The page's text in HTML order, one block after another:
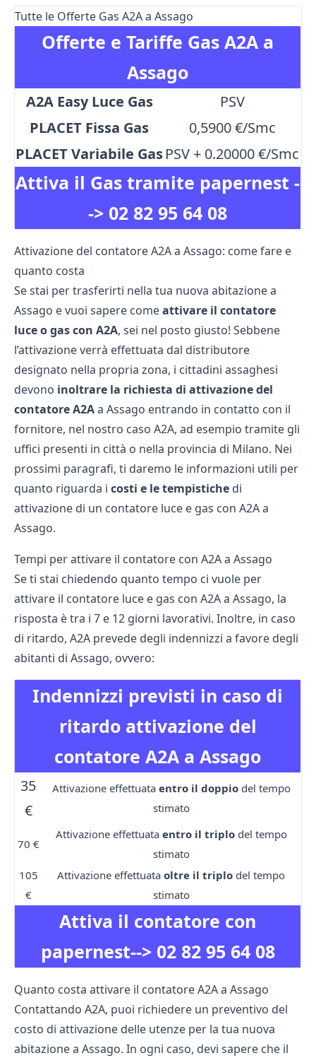
Tutte le Offerte Gas A2A a Assago
Attiva il Gas tramite papernest -
-> 02 82 95 64 08
Offerte e Tariffe Gas A2A a
Assago
A2A Easy Luce Gas
PSV
PLACET Fissa Gas
0,5900 €/Smc
PLACET Variabile GasPSV + 0.20000 €/Smc
Attivazione del contatore A2A a Assago: come fare e
quanto costa
Se stai per trasferirti nella tua nuova abitazione a
Assago e vuoi sapere comeattivare il contatore
luce o gas con A2A, sei nel posto giusto! Sebbene
l’attivazione verrà effettuata dal distributore
designato nella propria zona, i cittadini assaghesi
devono inoltrare la richiesta di attivazione del
contatore A2Aa Assago entrando in contatto con il
fornitore, nel nostro caso A2A, ad esempio tramite gli
uffici presenti in città o nella provincia di Milano. Nei
prossimi paragrafi, ti daremo le informazioni utili per
quanto riguarda i costi e le tempistiche di
attivazione di un contatore luce e gas con A2A a
Assago.
Tempi per attivare il contatore con A2A a Assago
Se ti stai chiedendo quanto tempo ci vuole per
attivare il contatore luce e gas con A2A a Assago, la
risposta è tra i 7 e 12 giorni lavorativi. Inoltre, in caso
di ritardo, A2A prevede degli indennizzi a favore degli
abitanti di Assago, ovvero:
Attiva il contatore con
papernest--> 02 82 95 64 08
Indennizzi previsti in caso di
ritardo attivazione del
contatore A2A a Assago
35
€
Attivazione effettuata entro il doppiodel tempo
stimato
70 €
Attivazione effettuata entro il triplodel tempo
stimato
105
€
Attivazione effettuata oltre il triplo del tempo
stimato
Quanto costa attivare il contatore A2A a Assago
Contattando A2A, puoi richiedere un preventivo del
costo di attivazione delle utenze per la tua nuova
abitazione a Assago. In ogni caso, devi sapere che il